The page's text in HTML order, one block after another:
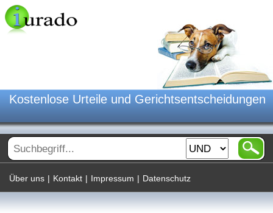
Kostenlose Urteile und Gerichtsentscheidungen
Über uns | Kontakt | Impressum | Datenschutz